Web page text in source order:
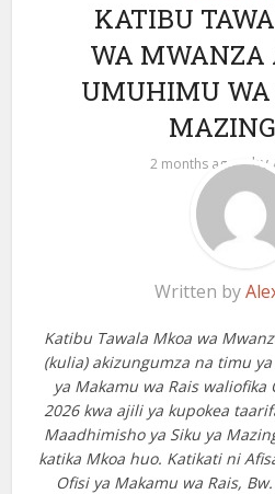
KATIBU
WA MWANZA
UMUHIMU
2 months ago by
Written by
Katibu Tawala Mkoa wa
(kulia) akizungumza na timu
ya Makamu wa Rais waliofika
2026 kwa ajili ya kupokea
Maadhimisho ya Siku ya
katika Mkoa huo. Katikati ni
Ofisi ya Makamu wa Rais,